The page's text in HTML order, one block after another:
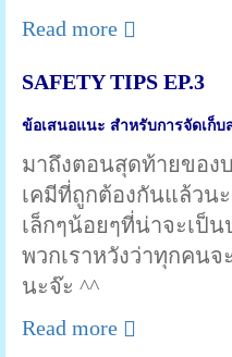
Read more
SAFETY TIPS EP.3
ข้อเสนอแนะ สำหรับการจัดเก็
มาถึงตอนสุดท้ายของ
เคมีที่ถูกต้องกันแล้วน
เล็กๆน้อยๆที่น่าจะเป็
พวกเราหวังว่าทุกคน
นะจ๊ะ ^^
Read more